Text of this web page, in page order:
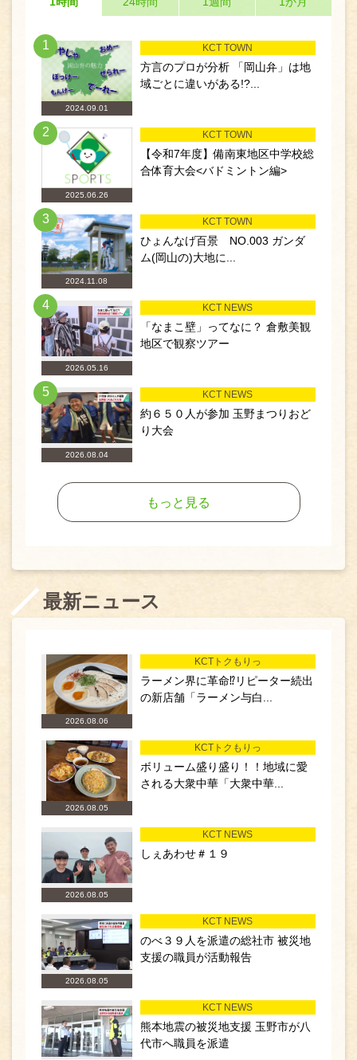
1
2024.09.01
KCT TOWN
方言のプロが分析 「岡山弁」は地
域ごとに違いがある!?...
2
2025.06.26
KCT TOWN
【令和7年度】備南東地区中学校総
合体育大会<バドミントン編>
3
2024.11.08
KCT TOWN
ひょんなげ百景 NO.003 ガンダ
ム(岡山の)大地に...
4
2026.05.16
KCT NEWS
「なまこ壁」ってなに？ 倉敷美観
地区で観察ツアー
5
2026.08.04
KCT NEWS
約６５０人が参加 玉野まつりおど
り大会
もっと見る
最新ニュース
2026.08.06
KCTトクもりっ
ラーメン界に革命⁉リピーター続出
の新店舗「ラーメン与白...
2026.08.05
KCTトクもりっ
ボリューム盛り盛り！！地域に愛
される大衆中華「大衆中華...
2026.08.05
KCT NEWS
しぇあわせ＃１９
2026.08.05
KCT NEWS
のべ３９人を派遣の総社市 被災地
支援の職員が活動報告
KCT NEWS
熊本地震の被災地支援 玉野市が八
代市へ職員を派遣